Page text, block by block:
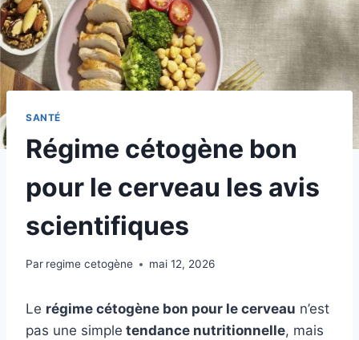
SANTÉ
Régime cétogène bon
pour le cerveau les avis
scientifiques
Par regime cetogène mai 12, 2026
Le régime cétogène bon pour le cerveau n’est
pas une simple tendance nutritionnelle, mais